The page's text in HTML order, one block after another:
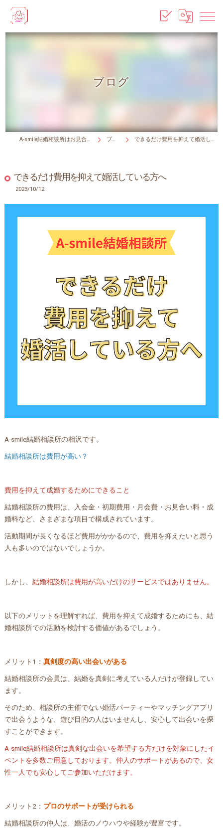
ブログ
A-smile結婚相談所はお見合い無料！ ブログ できるだけ費用を抑えて婚活している方へ
できるだけ費用を抑えて婚活している方へ
2023/10/12
A-smile結婚相談所の相沢です。
結婚相談所は費用が高い？
費用を抑えて成婚するためにできること
結婚相談所の費用は、入会金・初期費用・月会費・お見合い料・成
婚料など、さまざまな項目で構成されています。
活動期間が長くなるほど費用がかかるので、費用を抑えたいと思う
人も多いのではないでしょうか。
しかし、 結婚相談所は費用が高いだけのサービスではありません。
以下のメリットを理解すれば、費用を抑えて成婚するためにも、結
婚相談所での活動を検討する価値があるでしょう。
メリット1： 真剣度の高い出会いがある
結婚相談所の会員は、結婚を真剣に考えている人だけが登録してい
ます。
そのため、相談所の主催でない婚活パーティーやマッチングアプリ
で出会うような、遊び目的の人はいませんし、安心して出会いを探
すことができます。
A-smile結婚相談所は真剣な出会いを希望する方だけを対象にしたイ
ベントを多数ご用意しております。仲人のサポートがあるので、女
性一人でも安心してご参加いただけます。
メリット2： プロのサポートが受けられる
結婚相談所の仲人は、婚活のノウハウや経験が豊富です。